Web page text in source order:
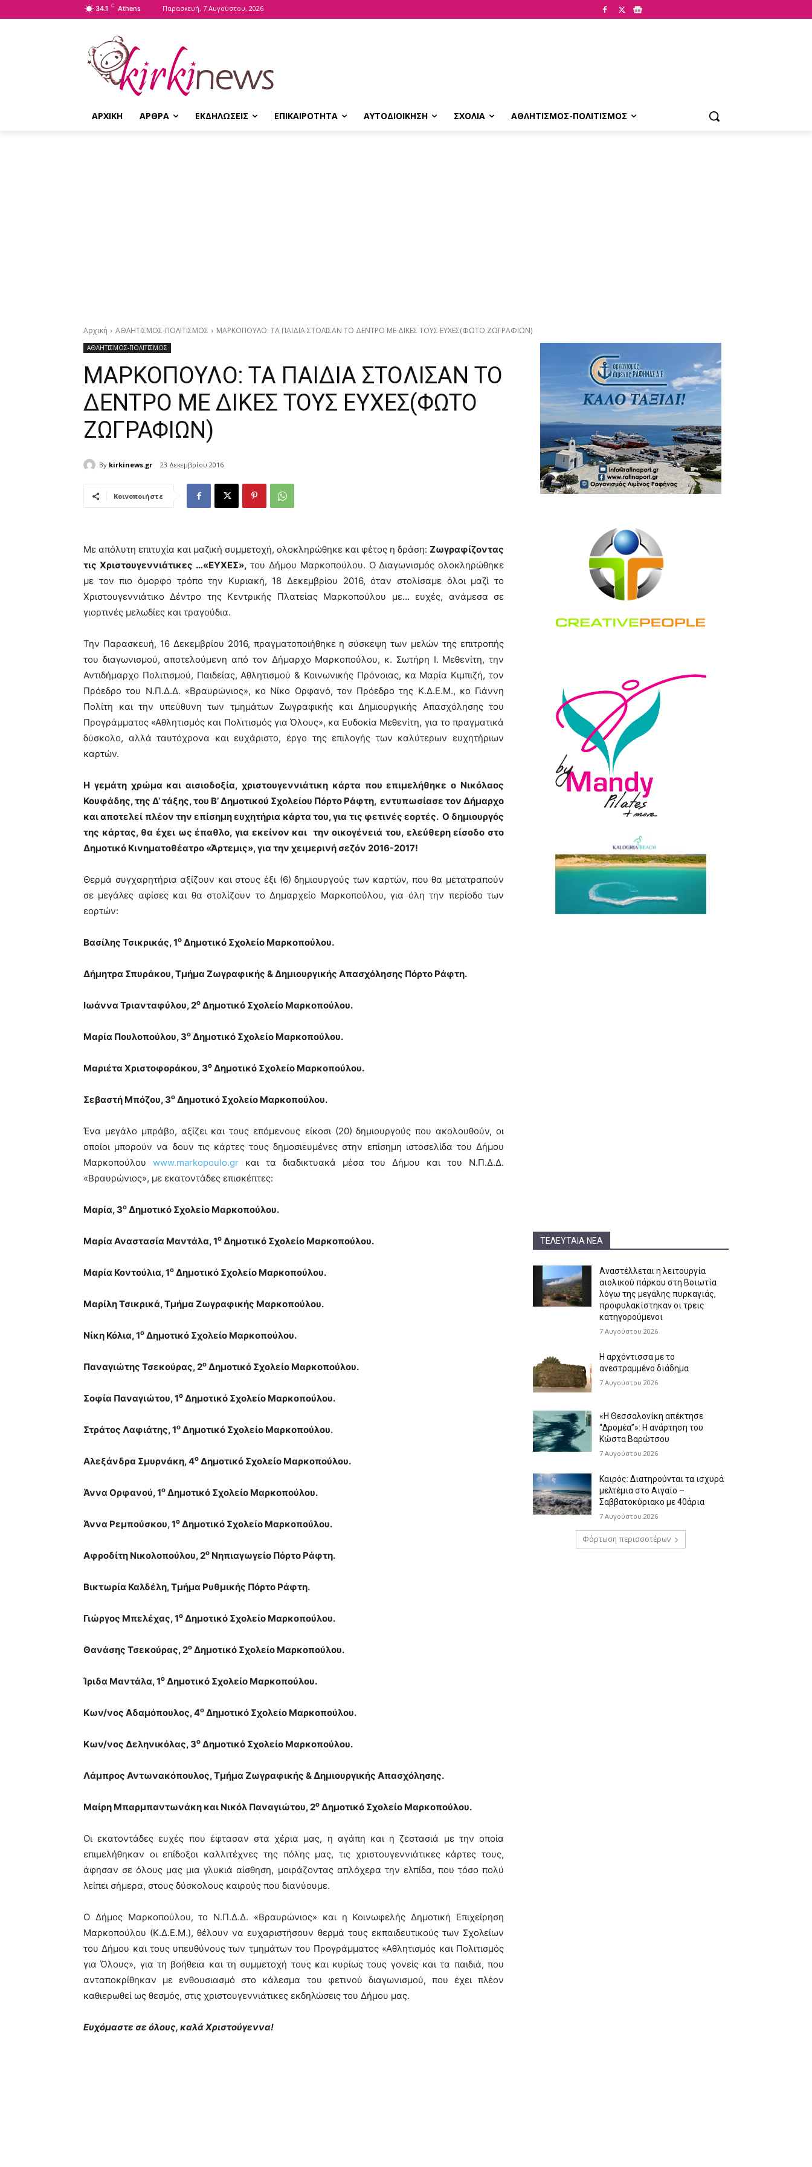
34.1 C Athens Παρασκευή, 7 Αυγούστου, 2026
ΑΡΧΙΚΗ ΑΡΘΡΑ ΕΚΔΗΛΩΣΕΙΣ ΕΠΙΚΑΙΡΟΤΗΤΑ ΑΥΤΟΔΙΟΙΚΗΣΗ ΣΧΟΛΙΑ ΑΘΛΗΤΙΣΜΟΣ-ΠΟΛΙΤΙΣΜΟΣ
Αρχική ΑΘΛΗΤΙΣΜΟΣ-ΠΟΛΙΤΙΣΜΟΣ ΜΑΡΚΟΠΟΥΛΟ: ΤΑ ΠΑΙΔΙΑ ΣΤΟΛΙΣΑΝ ΤΟ ΔΕΝΤΡΟ ΜΕ ΔΙΚΕΣ ΤΟΥΣ ΕΥΧΕΣ(ΦΩΤΟ ΖΩΓΡΑΦΙΩΝ)
ΑΘΛΗΤΙΣΜΟΣ-ΠΟΛΙΤΙΣΜΟΣ
ΜΑΡΚΟΠΟΥΛΟ: ΤΑ ΠΑΙΔΙΑ ΣΤΟΛΙΣΑΝ ΤΟ
ΔΕΝΤΡΟ ΜΕ ΔΙΚΕΣ ΤΟΥΣ ΕΥΧΕΣ(ΦΩΤΟ
ΖΩΓΡΑΦΙΩΝ)
By kirkinews.gr 23 Δεκεμβρίου 2016
Κοινοποιήστε
Με απόλυτη επιτυχία και μαζική συμμετοχή, ολοκληρώθηκε και φέτος η δράση: Ζωγραφίζοντας
τις Χριστουγεννιάτικες …«ΕΥΧΕΣ», του Δήμου Μαρκοπούλου. Ο Διαγωνισμός ολοκληρώθηκε
με τον πιο όμορφο τρόπο την Κυριακή, 18 Δεκεμβρίου 2016, όταν στολίσαμε όλοι μαζί το
Χριστουγεννιάτικο Δέντρο της Κεντρικής Πλατείας Μαρκοπούλου με… ευχές, ανάμεσα σε
γιορτινές μελωδίες και τραγούδια.
Την Παρασκευή, 16 Δεκεμβρίου 2016, πραγματοποιήθηκε η σύσκεψη των μελών της επιτροπής
του διαγωνισμού, αποτελούμενη από τον Δήμαρχο Μαρκοπούλου, κ. Σωτήρη Ι. Μεθενίτη, την
Αντιδήμαρχο Πολιτισμού, Παιδείας, Αθλητισμού & Κοινωνικής Πρόνοιας, κα Μαρία Κιμπιζή, τον
Πρόεδρο του Ν.Π.Δ.Δ. «Βραυρώνιος», κο Νίκο Ορφανό, τον Πρόεδρο της Κ.Δ.Ε.Μ., κο Γιάννη
Πολίτη και την υπεύθυνη των τμημάτων Ζωγραφικής και Δημιουργικής Απασχόλησης του
Προγράμματος «Αθλητισμός και Πολιτισμός για Όλους», κα Ευδοκία Μεθενίτη, για το πραγματικά
δύσκολο, αλλά ταυτόχρονα και ευχάριστο, έργο της επιλογής των καλύτερων ευχητήριων
καρτών.
Η γεμάτη χρώμα και αισιοδοξία, χριστουγεννιάτικη κάρτα που επιμελήθηκε ο Νικόλαος
Κουφάδης, της Δ’ τάξης, του Β’ Δημοτικού Σχολείου Πόρτο Ράφτη, εντυπωσίασε τον Δήμαρχο
και αποτελεί πλέον την επίσημη ευχητήρια κάρτα του, για τις φετινές εορτές. Ο δημιουργός
της κάρτας, θα έχει ως έπαθλο, για εκείνον και την οικογένειά του, ελεύθερη είσοδο στο
Δημοτικό Κινηματοθέατρο «Άρτεμις», για την χειμερινή σεζόν 2016-2017!
Θερμά συγχαρητήρια αξίζουν και στους έξι (6) δημιουργούς των καρτών, που θα μετατραπούν
σε μεγάλες αφίσες και θα στολίζουν το Δημαρχείο Μαρκοπούλου, για όλη την περίοδο των
εορτών:
Βασίλης Τσικρικάς, 1ο Δημοτικό Σχολείο Μαρκοπούλου.
Δήμητρα Σπυράκου, Τμήμα Ζωγραφικής & Δημιουργικής Απασχόλησης Πόρτο Ράφτη.
Ιωάννα Τριανταφύλου, 2ο Δημοτικό Σχολείο Μαρκοπούλου.
Μαρία Πουλοπούλου, 3ο Δημοτικό Σχολείο Μαρκοπούλου.
Μαριέτα Χριστοφοράκου, 3ο Δημοτικό Σχολείο Μαρκοπούλου.
Σεβαστή Μπόζου, 3ο Δημοτικό Σχολείο Μαρκοπούλου.
Ένα μεγάλο μπράβο, αξίζει και τους επόμενους είκοσι (20) δημιουργούς που ακολουθούν, οι
οποίοι μπορούν να δουν τις κάρτες τους δημοσιευμένες στην επίσημη ιστοσελίδα του Δήμου
Μαρκοπούλου www.markopoulo.grκαι τα διαδικτυακά μέσα του Δήμου και του Ν.Π.Δ.Δ.
«Βραυρώνιος», με εκατοντάδες επισκέπτες:
Μαρία, 3ο Δημοτικό Σχολείο Μαρκοπούλου.
Μαρία Αναστασία Μαντάλα, 1ο Δημοτικό Σχολείο Μαρκοπούλου.
Μαρία Κοντούλια, 1ο Δημοτικό Σχολείο Μαρκοπούλου.
Μαρίλη Τσικρικά, Τμήμα Ζωγραφικής Μαρκοπούλου.
Νίκη Κόλια, 1ο Δημοτικό Σχολείο Μαρκοπούλου.
Παναγιώτης Τσεκούρας, 2ο Δημοτικό Σχολείο Μαρκοπούλου.
Σοφία Παναγιώτου, 1ο Δημοτικό Σχολείο Μαρκοπούλου.
Στράτος Λαφιάτης, 1ο Δημοτικό Σχολείο Μαρκοπούλου.
Αλεξάνδρα Σμυρνάκη, 4ο Δημοτικό Σχολείο Μαρκοπούλου.
Άννα Ορφανού, 1ο Δημοτικό Σχολείο Μαρκοπούλου.
Άννα Ρεμπούσκου, 1ο Δημοτικό Σχολείο Μαρκοπούλου.
Αφροδίτη Νικολοπούλου, 2ο Νηπιαγωγείο Πόρτο Ράφτη.
Βικτωρία Καλδέλη, Τμήμα Ρυθμικής Πόρτο Ράφτη.
Γιώργος Μπελέχας, 1ο Δημοτικό Σχολείο Μαρκοπούλου.
Θανάσης Τσεκούρας, 2ο Δημοτικό Σχολείο Μαρκοπούλου.
Ίριδα Μαντάλα, 1ο Δημοτικό Σχολείο Μαρκοπούλου.
Κων/νος Αδαμόπουλος, 4ο Δημοτικό Σχολείο Μαρκοπούλου.
Κων/νος Δεληνικόλας, 3ο Δημοτικό Σχολείο Μαρκοπούλου.
Λάμπρος Αντωνακόπουλος, Τμήμα Ζωγραφικής & Δημιουργικής Απασχόλησης.
Μαίρη Μπαρμπαντωνάκη και Νικόλ Παναγιώτου, 2ο Δημοτικό Σχολείο Μαρκοπούλου.
Οι εκατοντάδες ευχές που έφτασαν στα χέρια μας, η αγάπη και η ζεστασιά με την οποία
επιμελήθηκαν οι επίδοξοι καλλιτέχνες της πόλης μας, τις χριστουγεννιάτικες κάρτες τους,
άφησαν σε όλους μας μια γλυκιά αίσθηση, μοιράζοντας απλόχερα την ελπίδα, που τόσο πολύ
λείπει σήμερα, στους δύσκολους καιρούς που διανύουμε.
Ο Δήμος Μαρκοπούλου, το Ν.Π.Δ.Δ. «Βραυρώνιος» και η Κοινωφελής Δημοτική Επιχείρηση
Μαρκοπούλου (Κ.Δ.Ε.Μ.), θέλουν να ευχαριστήσουν θερμά τους εκπαιδευτικούς των Σχολείων
του Δήμου και τους υπευθύνους των τμημάτων του Προγράμματος «Αθλητισμός και Πολιτισμός
για Όλους», για τη βοήθεια και τη συμμετοχή τους και κυρίως τους γονείς και τα παιδιά, που
ανταποκρίθηκαν με ενθουσιασμό στο κάλεσμα του φετινού διαγωνισμού, που έχει πλέον
καθιερωθεί ως θεσμός, στις χριστουγεννιάτικες εκδηλώσεις του Δήμου μας.
Ευχόμαστε σε όλους, καλά Χριστούγεννα!
ΤΕΛΕΥΤΑΊΑ ΝΈΑ
Αναστέλλεται η λειτουργία
αιολικού πάρκου στη Βοιωτία
λόγω της μεγάλης πυρκαγιάς,
προφυλακίστηκαν οι τρεις
κατηγορούμενοι
7 Αυγούστου 2026
Η αρχόντισσα με το
ανεστραμμένο διάδημα
7 Αυγούστου 2026
«Η Θεσσαλονίκη απέκτησε
“Δρομέα”»: Η ανάρτηση του
Κώστα Βαρώτσου
7 Αυγούστου 2026
Καιρός: Διατηρούνται τα ισχυρά
μελτέμια στο Αιγαίο –
Σαββατοκύριακο με 40άρια
7 Αυγούστου 2026
Φόρτωση περισσοτέρων